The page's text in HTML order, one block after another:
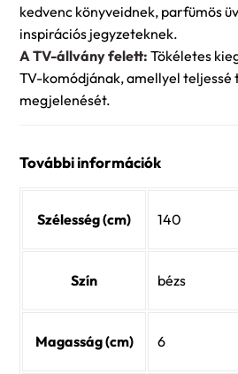
kedvenc könyveidnek, parfümös
inspirációs jegyzeteknek.
A TV-állvány felett: Tökéletes
TV-komódjának, amellyel
megjelenését.
További információk
Szélesség (cm) 140
Szín bézs
Magasság (cm) 6